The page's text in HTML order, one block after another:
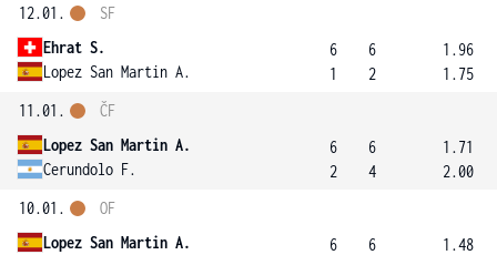
12.01.
Ehrat S.
Lopez San Martin A.
SF
6
1
6
2
1.96
1.75
11.01.
Lopez San Martin A.
Cerundolo F.
ČF
6
2
6
4
1.71
2.00
10.01.
Lopez San Martin A.
OF
6
6
1.48